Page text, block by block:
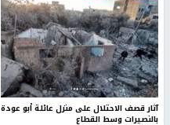
آثار قصف الاحتلال على منزل عائلة أبو عودة
بالنصيرات وسط القطاع